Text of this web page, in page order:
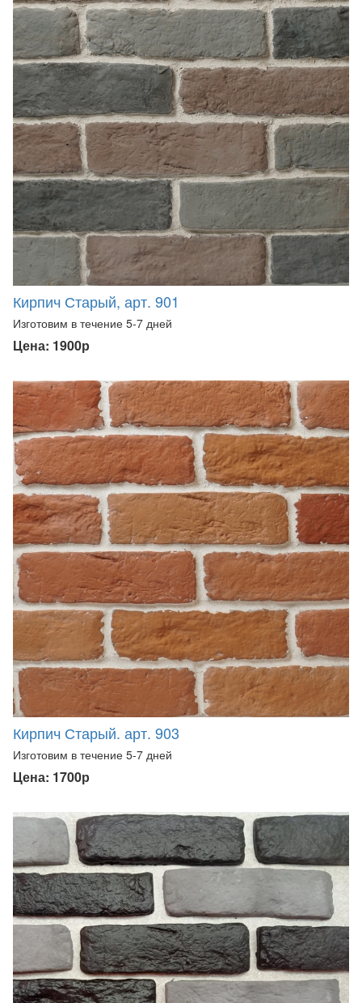
Кирпич Старый, арт. 901
Изготовим в течение 5-7 дней
Цена: 1900р
Кирпич Старый. арт. 903
Изготовим в течение 5-7 дней
Цена: 1700р